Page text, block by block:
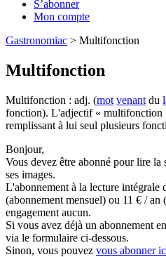
S’abonner
Mon compte
Gastronomiac > Multifonction
Multifonction
Multifonction : adj. (mot venant du
fonction). L'adjectif « multifonction
remplissant à lui seul plusieurs
Bonjour,
Vous devez être abonné pour lire la
ses images.
L'abonnement à la lecture intégrale
(abonnement mensuel) ou 11 € / an
engagement aucun.
Si vous avez déjà un abonnement
via le formulaire ci-dessous.
Sinon, vous pouvez vous abonner